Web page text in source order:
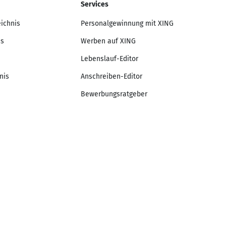
Services
Personalgewinnung mit XING
Werben auf XING
Lebenslauf-Editor
Anschreiben-Editor
Bewerbungsratgeber